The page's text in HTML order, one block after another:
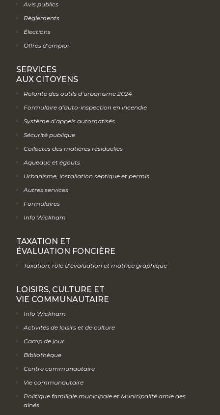
Avis publics
Règlements
Élections
Offres d’emploi
SERVICES
AUX CITOYENS
Refonte des outils d’urbanisme 2024
Formulaire d’auto-inspection en incendie
Système d’appels automatisés
Sécurité publique
Collectes des matières résiduelles
Aqueduc et égouts
Urbanisme, installation septique et permis
Autres services
Formulaires
Info Wickham
TAXATION ET
ÉVALUATION FONCIÈRE
Taxation, rôle d’évaluation et matrice graphique
LOISIRS, CULTURE ET
VIE COMMUNAUTAIRE
Info Wickham
Activités de loisirs et de culture
Camp de jour
Bibliothèque
Centre communautaire
Vie communautaire
Politique familiale municipale et Municipalité amie des
ainés